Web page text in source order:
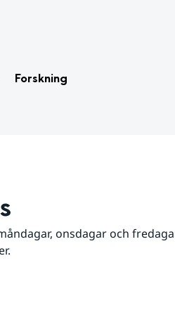
Forskning
onsdagar och